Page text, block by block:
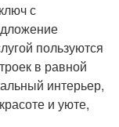
с
пользуются
в равной
интерьер,
и уюте,